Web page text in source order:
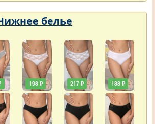
белье
198 ₽ 217 ₽ 188 ₽